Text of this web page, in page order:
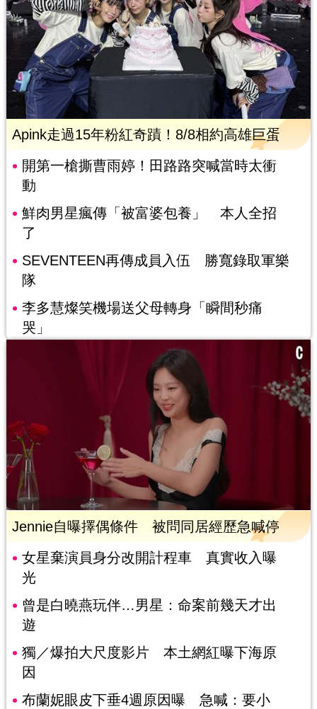
Apink走過15年粉紅奇蹟！8/8相約高雄巨蛋
開第一槍撕曹雨婷！田路路突喊當時太衝
動
鮮肉男星瘋傳「被富婆包養」 本人全招
了
SEVENTEEN再傳成員入伍 勝寬錄取軍樂
隊
李多慧燦笑機場送父母轉身「瞬間秒痛
哭」
Jennie自曝擇偶條件 被問同居經歷急喊停
女星棄演員身分改開計程車 真實收入曝
光
曾是白曉燕玩伴…男星：命案前幾天才出
遊
獨／爆拍大尺度影片 本土網紅曝下海原
因
布蘭妮眼皮下垂4週原因曝 急喊：要小